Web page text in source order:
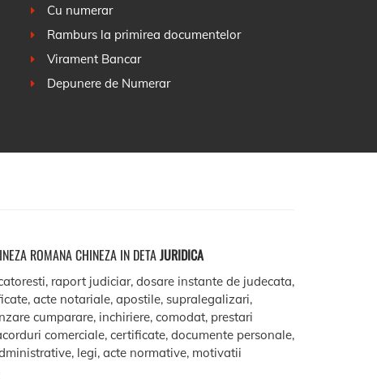
Cu numerar
Ramburs la primirea documentelor
Virament Bancar
Depunere de Numerar
ROMANA CHINEZA IN DETAJURIDICA
raport judiciar, dosare instante de judecata,
acte notariale, apostile, supralegalizari,
cumparare, inchiriere, comodat, prestari
comerciale, certificate, documente personale,
legi, acte normative, motivatii